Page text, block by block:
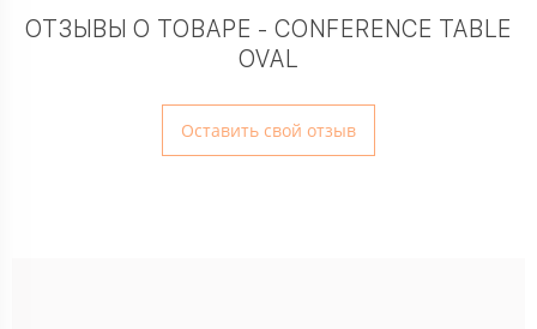
ОТЗЫВЫ О ТОВАРЕ - CONFERENCE TABLE
OVAL
Оставить свой отзыв